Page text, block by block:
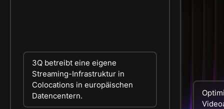
3Q betreibt eine eigene
Streaming-Infrastruktur in
Colocations in europäischen
Datencentern.